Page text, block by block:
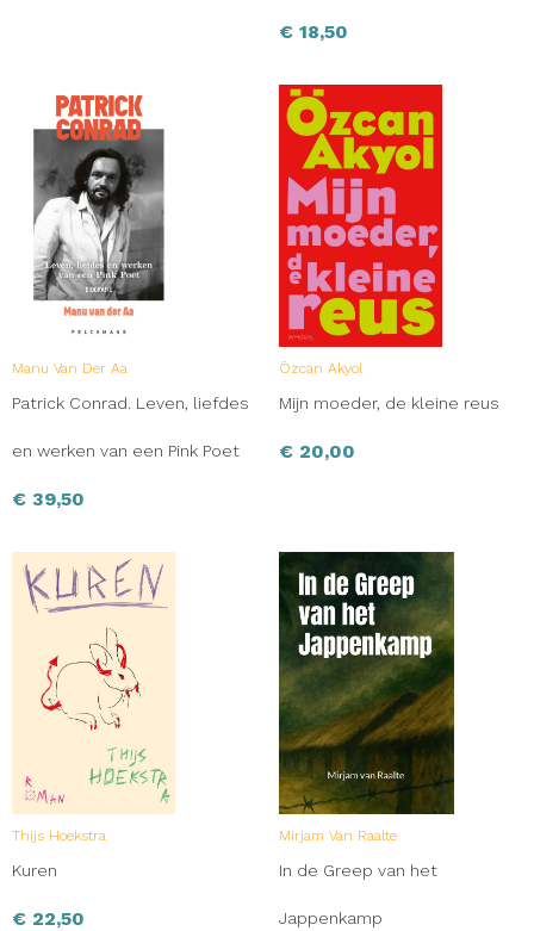
€ 18,50
Manu Van Der Aa
Patrick Conrad. Leven, liefdes
en werken van een Pink Poet
€ 39,50
Özcan Akyol
Mijn moeder, de kleine reus
€ 20,00
Thijs Hoekstra
Kuren
€ 22,50
Mirjam Van Raalte
In de Greep van het
Jappenkamp